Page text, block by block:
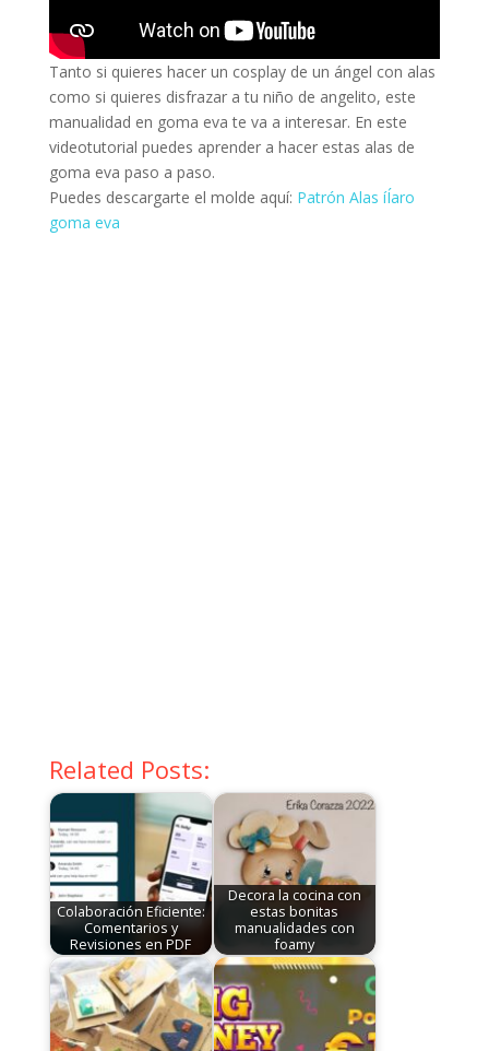
Tanto si quieres hacer un cosplay de un ángel con alas
como si quieres disfrazar a tu niño de angelito, este
manualidad en goma eva te va a interesar. En este
videotutorial puedes aprender a hacer estas alas de
goma eva paso a paso.
Puedes descargarte el molde aquí: Patrón Alas íÍaro
goma eva
Related Posts:
Colaboración Eficiente:
Comentarios y
Revisiones en PDF
Decora la cocina con
estas bonitas
manualidades con
foamy